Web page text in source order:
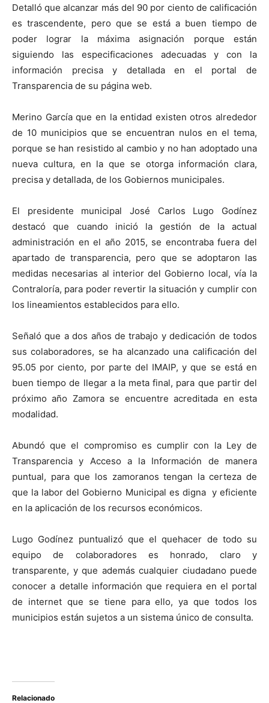
Detalló que alcanzar más del 90 por ciento de calificación
es trascendente, pero que se está a buen tiempo de
poder lograr la máxima asignación porque están
siguiendo las especificaciones adecuadas y con la
información precisa y detallada en el portal de
Transparencia de su página web.
Merino García que en la entidad existen otros alrededor
de 10 municipios que se encuentran nulos en el tema,
porque se han resistido al cambio y no han adoptado una
nueva cultura, en la que se otorga información clara,
precisa y detallada, de los Gobiernos municipales.
El presidente municipal José Carlos Lugo Godínez
destacó que cuando inició la gestión de la actual
administración en el año 2015, se encontraba fuera del
apartado de transparencia, pero que se adoptaron las
medidas necesarias al interior del Gobierno local, vía la
Contraloría, para poder revertir la situación y cumplir con
los lineamientos establecidos para ello.
Señaló que a dos años de trabajo y dedicación de todos
sus colaboradores, se ha alcanzado una calificación del
95.05 por ciento, por parte del IMAIP, y que se está en
buen tiempo de llegar a la meta final, para que partir del
próximo año Zamora se encuentre acreditada en esta
modalidad.
Abundó que el compromiso es cumplir con la Ley de
Transparencia y Acceso a la Información de manera
puntual, para que los zamoranos tengan la certeza de
que la labor del Gobierno Municipal es digna y eficiente
en la aplicación de los recursos económicos.
Lugo Godínez puntualizó que el quehacer de todo su
equipo de colaboradores es honrado, claro y
transparente, y que además cualquier ciudadano puede
conocer a detalle información que requiera en el portal
de internet que se tiene para ello, ya que todos los
municipios están sujetos a un sistema único de consulta.
Relacionado